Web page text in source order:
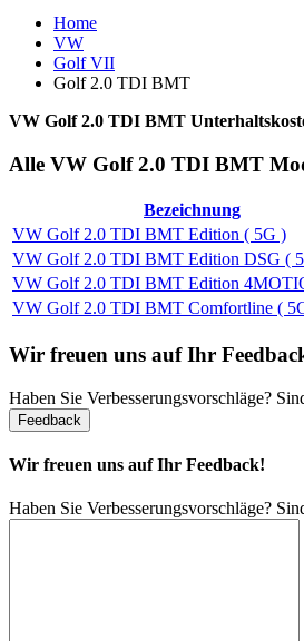
Home
VW
Golf VII
Golf 2.0 TDI BMT
VW Golf 2.0 TDI BMT
Alle VW Golf 2.0 TDI BMT
Bezeichnung
VW Golf 2.0 TDI BMT Edition ( 5G )
VW Golf 2.0 TDI BMT Edition DSG (
VW Golf 2.0 TDI BMT Edition
VW Golf 2.0 TDI BMT Comfortline (
Wir freuen uns auf Ihr
Haben Sie Verbesserungsvorschläge?
Feedback
Wir freuen uns auf Ihr Feedback!
Haben Sie Verbesserungsvorschläge?